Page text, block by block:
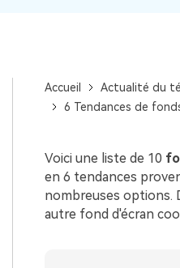
Accueil
Actualité du
6 Tendances de
Voici une liste de 10
en 6 tendances
nombreuses options.
autre fond d'écran